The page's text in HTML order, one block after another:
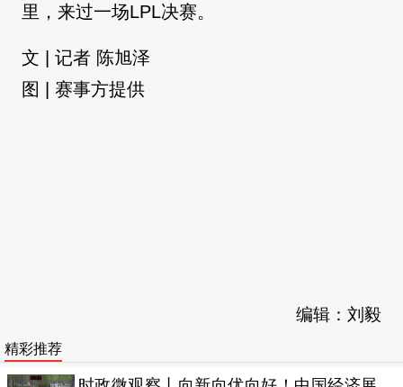
里，来过一场LPL决赛。
文 | 记者 陈旭泽
图 | 赛事方提供
编辑：刘毅
精彩推荐